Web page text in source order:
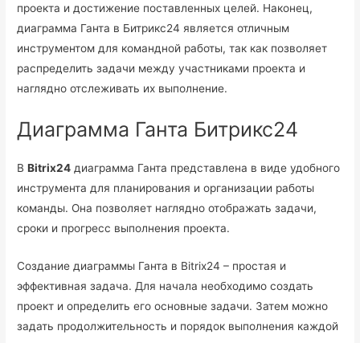
проекта и достижение поставленных целей. Наконец,
диаграмма Ганта в Битрикс24 является отличным
инструментом для командной работы, так как позволяет
распределить задачи между участниками проекта и
наглядно отслеживать их выполнение.
Диаграмма Ганта Битрикс24
ВBitrix24 диаграмма Ганта представлена в виде удобного
инструмента для планирования и организации работы
команды. Она позволяет наглядно отображать задачи,
сроки и прогресс выполнения проекта.
Создание диаграммы Ганта в Bitrix24 – простая и
эффективная задача. Для начала необходимо создать
проект и определить его основные задачи. Затем можно
задать продолжительность и порядок выполнения каждой